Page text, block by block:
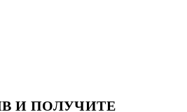
И ПОЛУЧИТЕ